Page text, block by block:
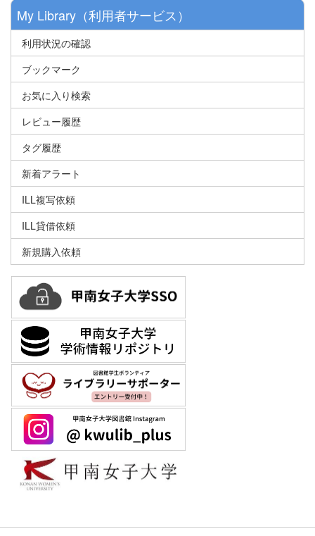
My Library（利用者サービス）
利用状況の確認
ブックマーク
お気に入り検索
レビュー履歴
タグ履歴
新着アラート
ILL複写依頼
ILL貸借依頼
新規購入依頼